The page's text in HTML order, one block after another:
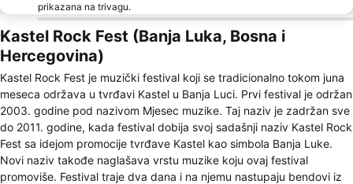
prikazana na trivagu.
Kastel Rock Fest (Banja Luka, Bosna i
Hercegovina)
Kastel Rock Fest je muzički festival koji se tradicionalno tokom juna
meseca održava u tvrđavi Kastel u Banja Luci. Prvi festival je održan
2003. godine pod nazivom Mjesec muzike. Taj naziv je zadržan sve
do 2011. godine, kada festival dobija svoj sadašnji naziv Kastel Rock
Fest sa idejom promocije tvrđave Kastel kao simbola Banja Luke.
Novi naziv takođe naglašava vrstu muzike koju ovaj festival
promoviše. Festival traje dva dana i na njemu nastupaju bendovi iz